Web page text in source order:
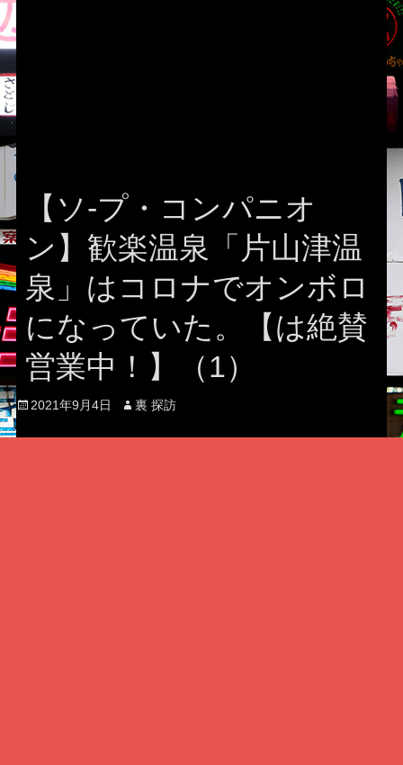
【ソ-プ・コンパニオ
ン】歓楽温泉「片山津温
泉」はコロナでオンボロ
になっていた。【は絶賛
営業中！】（1）
Posted
on
2021年9月4日 Author
裏 探訪